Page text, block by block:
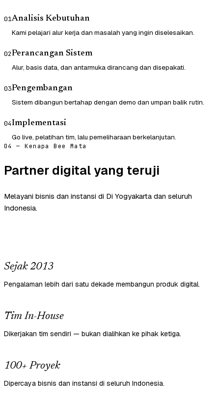
01Analisis Kebutuhan
Kami pelajari alur kerja dan masalah yang ingin diselesaikan.
02Perancangan Sistem
Alur, basis data, dan antarmuka dirancang dan disepakati.
03Pengembangan
Sistem dibangun bertahap dengan demo dan umpan balik rutin.
04Implementasi
Go live, pelatihan tim, lalu pemeliharaan berkelanjutan.
04 — Kenapa Bee Mata
Partner digital yang teruji
Melayani bisnis dan instansi di Di Yogyakarta dan seluruh
Indonesia.
Sejak 2013
Pengalaman lebih dari satu dekade membangun produk digital.
Tim In-House
Dikerjakan tim sendiri — bukan dialihkan ke pihak ketiga.
100+ Proyek
Dipercaya bisnis dan instansi di seluruh Indonesia.